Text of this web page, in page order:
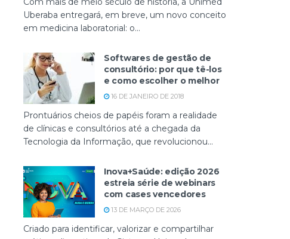
Uberaba entregará, em breve, um novo conceito
em medicina laboratorial: o...
Softwares de gestão de
consultório: por que tê-los
e como escolher o melhor
16 DE JANEIRO DE 2018
Prontuários cheios de papéis foram a realidade
de clínicas e consultórios até a chegada da
Tecnologia da Informação, que revolucionou...
Inova+Saúde: edição 2026
estreia série de webinars
com cases vencedores
13 DE MARÇO DE 2026
Criado para identificar, valorizar e compartilhar